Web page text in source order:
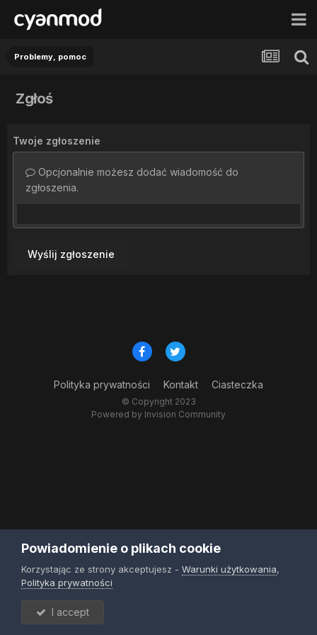
Problemy, pomoc
Zgłoś
Twoje zgłoszenie
Opcjonalnie możesz dodać wiadomość do
zgłoszenia.
Wyślij zgłoszenie
Polityka prywatności Kontakt Ciasteczka
© Copyright 2023
Powered by Invision Community
Powiadomienie o plikach cookie
Korzystając ze strony akceptujesz - Warunki użytkowania,
Polityka prywatności
I accept